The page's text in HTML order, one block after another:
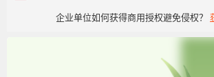
企业单位如何获得商用授权避免侵权？